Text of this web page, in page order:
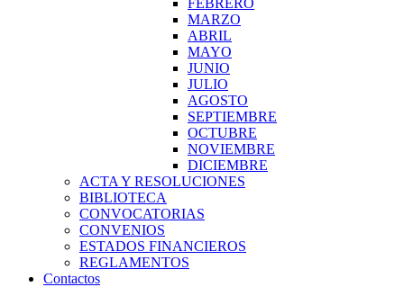
FEBRERO
MARZO
ABRIL
MAYO
JUNIO
JULIO
AGOSTO
SEPTIEMBRE
OCTUBRE
NOVIEMBRE
DICIEMBRE
ACTA Y RESOLUCIONES
BIBLIOTECA
CONVOCATORIAS
CONVENIOS
ESTADOS FINANCIEROS
REGLAMENTOS
Contactos